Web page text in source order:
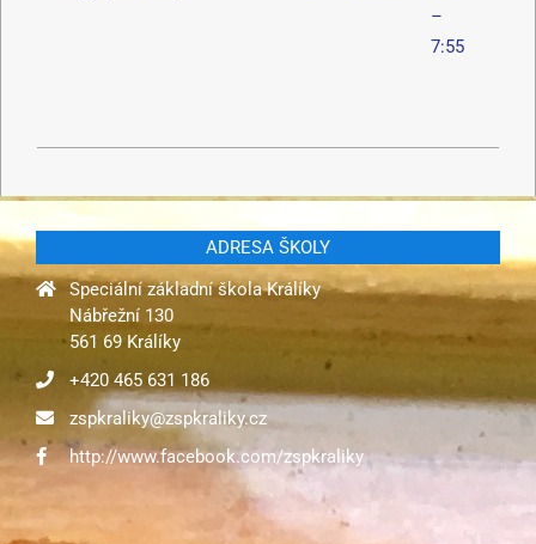
–
7:55
ADRESA ŠKOLY
Speciální základní škola Králíky
Nábřežní 130
561 69 Králíky
+420 465 631 186
zspkraliky@zspkraliky.cz
http://www.facebook.com/zspkraliky